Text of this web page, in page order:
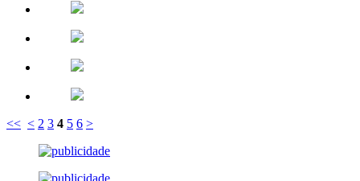
<< < 2 3 4 5 6 >